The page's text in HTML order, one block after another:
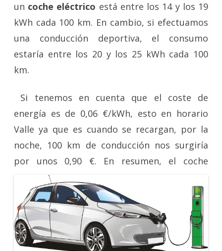
un coche eléctrico está entre los 14 y los 19
kWh cada 100 km. En cambio, si efectuamos
una conducción deportiva, el consumo
estaría entre los 20 y los 25 kWh cada 100
km.
Si tenemos en cuenta que el coste de
energía es de 0,06 €/kWh, esto en horario
Valle ya que es cuando se recargan, por la
noche, 100 km de conducción nos surgiría
por unos 0,90 €. En resumen, el coche